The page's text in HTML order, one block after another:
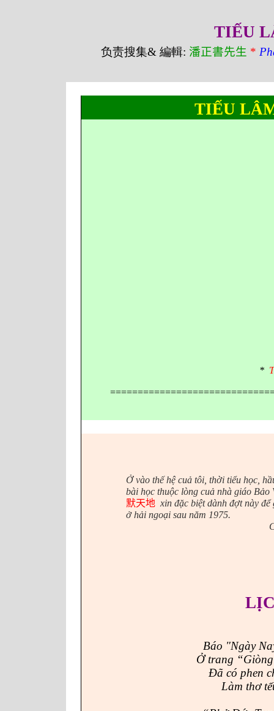
TIẾU
负责搜集& 編輯: 潘正書先生 *
TIẾU
*
Ở vào thế hệ cuả tôi, thời tiểu học,
bài học thuộc lòng cuả nhà giáo
默天地 xin đặc biệt dành đợt này
ở hải ngoại sau năm 1975.
Báo "Ngày
Ở trang
Đã có phen
Làm thơ